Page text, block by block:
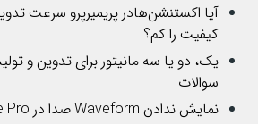
آیا اکستنشن‌هادر پریمیرپرو سرعت
کیفیت را کم؟
یک، دو یا سه مانیتور برای تدوین و
سوالات
نمایش ندادن Waveform صدا در Premiere Pro پریمیر پرو